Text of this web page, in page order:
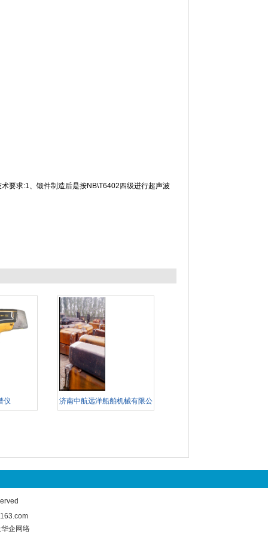
术要求:1、锻件制造后是按NB\T6402四级进行超声波
仪 济南中航远洋船舶机械有限公
企网络